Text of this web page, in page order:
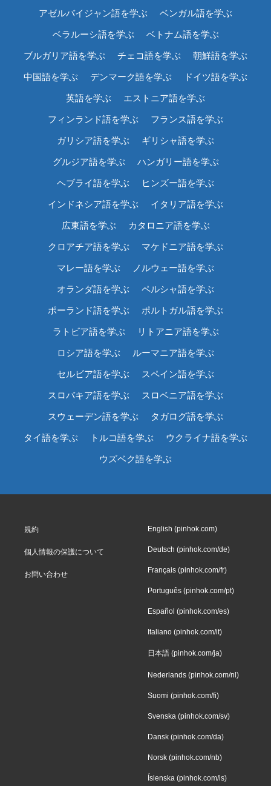
アゼルバイジャン語を学ぶ ベンガル語を学ぶ
ベラルーシ語を学ぶ ベトナム語を学ぶ
ブルガリア語を学ぶ チェコ語を学ぶ 朝鮮語を学ぶ
中国語を学ぶ デンマーク語を学ぶ ドイツ語を学ぶ
英語を学ぶ エストニア語を学ぶ
フィンランド語を学ぶ フランス語を学ぶ
ガリシア語を学ぶ ギリシャ語を学ぶ
グルジア語を学ぶ ハンガリー語を学ぶ
ヘブライ語を学ぶ ヒンズー語を学ぶ
インドネシア語を学ぶ イタリア語を学ぶ
広東語を学ぶ カタロニア語を学ぶ
クロアチア語を学ぶ マケドニア語を学ぶ
マレー語を学ぶ ノルウェー語を学ぶ
オランダ語を学ぶ ペルシャ語を学ぶ
ポーランド語を学ぶ ポルトガル語を学ぶ
ラトビア語を学ぶ リトアニア語を学ぶ
ロシア語を学ぶ ルーマニア語を学ぶ
セルビア語を学ぶ スペイン語を学ぶ
スロバキア語を学ぶ スロベニア語を学ぶ
スウェーデン語を学ぶ タガログ語を学ぶ
タイ語を学ぶ トルコ語を学ぶ ウクライナ語を学ぶ
ウズベク語を学ぶ
規約
個人情報の保護について
お問い合わせ
English (pinhok.com)
Deutsch (pinhok.com/de)
Français (pinhok.com/fr)
Português (pinhok.com/pt)
Español (pinhok.com/es)
Italiano (pinhok.com/it)
日本語 (pinhok.com/ja)
Nederlands (pinhok.com/nl)
Suomi (pinhok.com/fi)
Svenska (pinhok.com/sv)
Dansk (pinhok.com/da)
Norsk (pinhok.com/nb)
Íslenska (pinhok.com/is)